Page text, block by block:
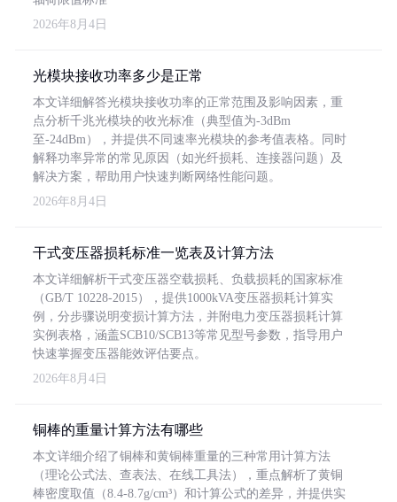
2026年8月4日
光模块接收功率多少是正常
本文详细解答光模块接收功率的正常范围及影响因素，重
点分析千兆光模块的收光标准（典型值为-3dBm
至-24dBm），并提供不同速率光模块的参考值表格。同时
解释功率异常的常见原因（如光纤损耗、连接器问题）及
解决方案，帮助用户快速判断网络性能问题。
2026年8月4日
干式变压器损耗标准一览表及计算方法
本文详细解析干式变压器空载损耗、负载损耗的国家标准
（GB/T 10228-2015），提供1000kVA变压器损耗计算实
例，分步骤说明变损计算方法，并附电力变压器损耗计算
实例表格，涵盖SCB10/SCB13等常见型号参数，指导用户
快速掌握变压器能效评估要点。
2026年8月4日
铜棒的重量计算方法有哪些
本文详细介绍了铜棒和黄铜棒重量的三种常用计算方法
（理论公式法、查表法、在线工具法），重点解析了黄铜
棒密度取值（8.4-8.7g/cm³）和计算公式的差异，并提供实